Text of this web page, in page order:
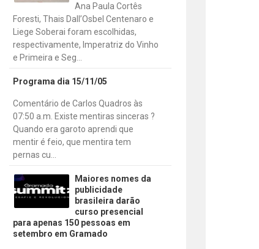
Ana Paula Cortês
Foresti, Thais Dall’Osbel Centenaro e
Liege Soberai foram escolhidas,
respectivamente, Imperatriz do Vinho
e Primeira e Seg...
Programa dia 15/11/05
Comentário de Carlos Quadros às
07:50 a.m. Existe mentiras sinceras ?
Quando era garoto aprendi que
mentir é feio, que mentira tem
pernas cu...
Maiores nomes da
publicidade
brasileira darão
curso presencial
para apenas 150 pessoas em
setembro em Gramado